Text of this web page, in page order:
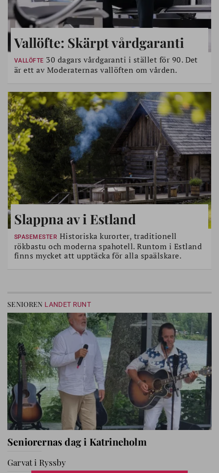
Vallöfte: Skärpt vårdgaranti
VALLÖFTE 30 dagars vårdgaranti i stället för 90. Det
är ett av Moderaternas vallöften om vården.
Slappna av i Estland
SPASEMESTER Historiska kurorter, traditionell
rökbastu och moderna spahotell. Runtom i Estland
finns mycket att upptäcka för alla spaälskare.
SENIOREN LANDET RUNT
Seniorernas dag i Katrineholm
Garvat i Ryssby